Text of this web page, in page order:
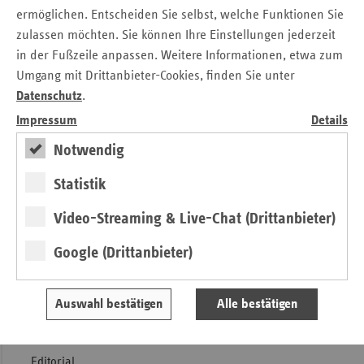
ermöglichen. Entscheiden Sie selbst, welche Funktionen Sie
zulassen möchten. Sie können Ihre Einstellungen jederzeit
in der Fußzeile anpassen. Weitere Informationen, etwa zum
Umgang mit Drittanbieter-Cookies, finden Sie unter
Datenschutz.
Impressum
Details
Notwendig
Statistik
Video-Streaming & Live-Chat (Drittanbieter)
Google (Drittanbieter)
Auswahl bestätigen Alle bestätigen
auf fachliche Erfahrung zurückgreifen zu können.
Weitere Artikel ausersatzkasse
magazin.